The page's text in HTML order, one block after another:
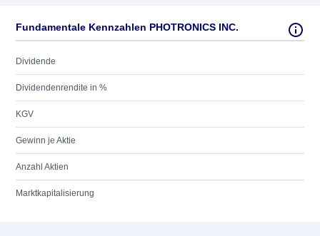
Fundamentale Kennzahlen PHOTRONICS INC.
Dividende
Dividendenrendite in %
KGV
Gewinn je Aktie
Anzahl Aktien
Marktkapitalisierung